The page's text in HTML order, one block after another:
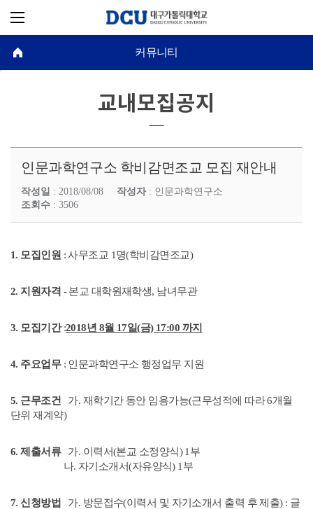
커뮤니티
교내모집공지
인문과학연구소 학비감면조교 모집 재안내
작성일 : 2018/08/08 작성자: 인문과학연구소
조회수 : 3506
1. 모집인원 : 사무조교 1명(학비감면조교)
2. 지원자격 - 본교 대학원재학생, 남녀무관
3. 모집기간:2018년 8월 17일(금) 17:00 까지
4. 주요업무: 인문과학연구소 행정업무 지원
5. 근무조건
가. 재학기간 동안 임용가능(근무성적에 따라 6개월
단위 재계약)
6. 제출서류가. 이력서(본교 소정양식) 1부
나. 자기소개서(자유양식) 1부
7. 신청방법
가. 방문접수(이력서 및 자기소개서 출력 후 제출) : 글